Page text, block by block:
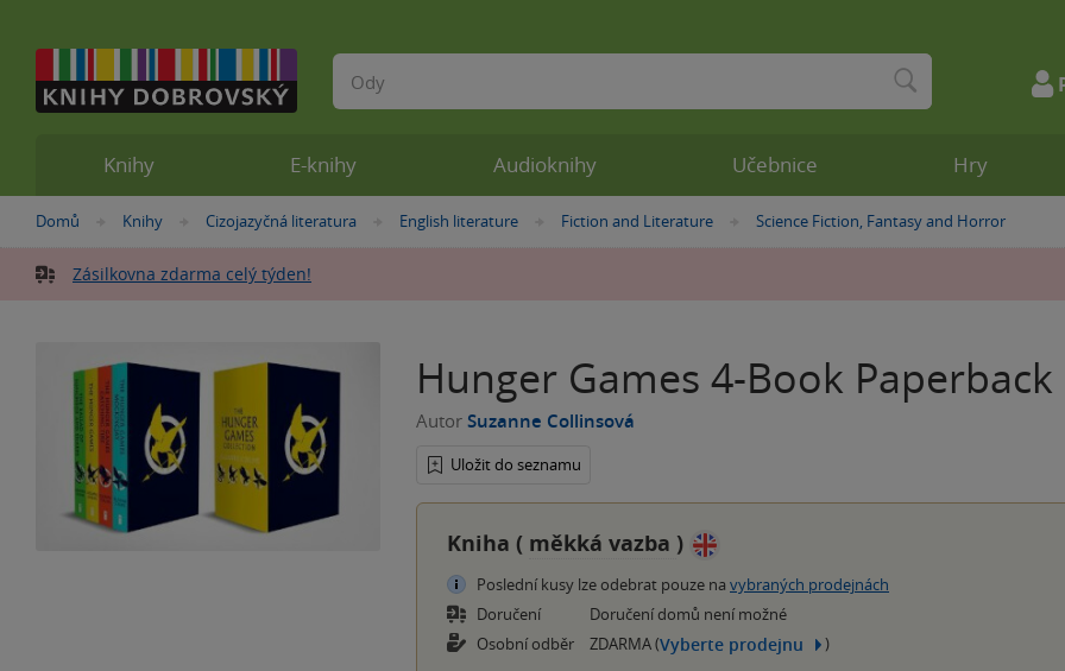
Nacházíte
zde:
Domů »
Knihy »
Cizojazyčná literatura »
English literature »Fiction and Literature »
Science Fiction, Fantasy and Horror
Zásilkovna zdarma celý týden!
Hunger Games 4-Book Paperback
Autor Suzanne Collinsová
Uložit do seznamu
Kniha ( měkká vazba )
Poslední kusy lze odebrat pouze na vybraných prodejnách
Doručení
Doručení domů není možné
Osobní odběr
ZDARMA (Vyberte prodejnu )
Knihy E-knihy Audioknihy Učebnice Hry
Vyhledávání